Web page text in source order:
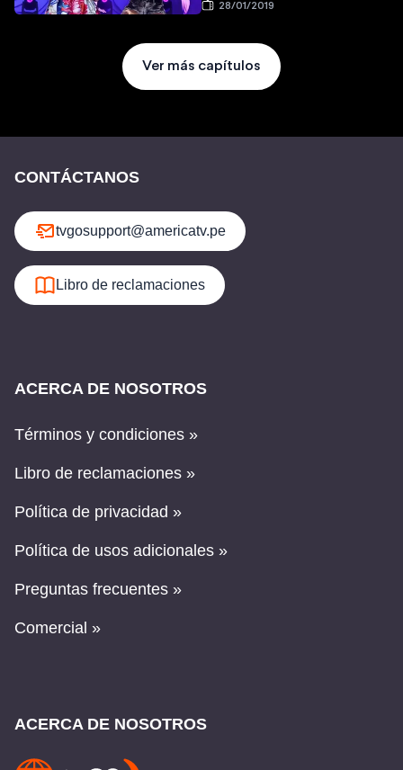
28/01/2019
Ver más capítulos
CONTÁCTANOS
tvgosupport@americatv.pe
Libro de reclamaciones
ACERCA DE NOSOTROS
Términos y condiciones »
Libro de reclamaciones »
Política de privacidad »
Política de usos adicionales »
Preguntas frecuentes »
Comercial »
ACERCA DE NOSOTROS